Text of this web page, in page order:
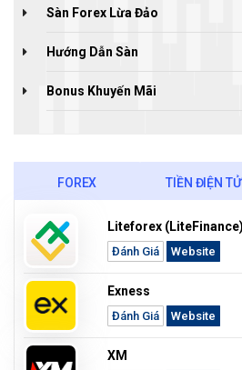
Sàn Forex Lừa Đảo
Hướng Dẫn Sàn
Bonus Khuyến Mãi
FOREX TIỀN ĐIỆN TỬ
Liteforex (LiteFinance)
Đánh Giá Website
Exness
Đánh Giá Website
XM